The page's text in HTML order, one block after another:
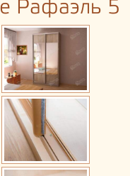
Рафаэль 5